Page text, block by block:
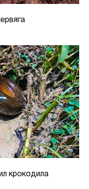
крокодила